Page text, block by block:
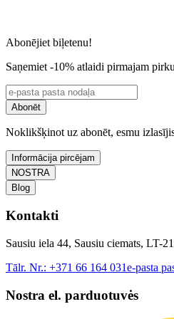
Abonējiet biļetenu!
Saņemiet -10% atlaidi pirmajam
Abonēt
Noklikšķinot uz abonēt, esmu
Informācija pircējam
NOSTRA
Blog
Kontakti
Sausiu iela 44, Sausiu ciemats, LT-
Tālr. Nr.: +371 66 164 031e-pasta
Nostra el. parduotuvės